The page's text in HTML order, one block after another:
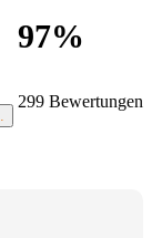
97%
299 Bewertungen